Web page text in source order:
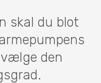
skal du blot
den